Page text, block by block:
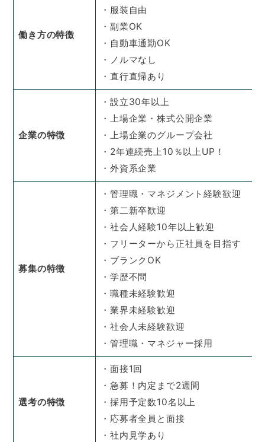
働き方の特徴
・服装自由
・副業OK
・自動車通勤OK
・ノルマなし
・直行直帰あり
企業の特徴
・設立30年以上
・上場企業・株式公開企業
・上場企業のグループ会社
・2年連続売上10％以上UP！
・外資系企業
募集の特徴
・管理職・マネジメント経験歓迎
・第二新卒歓迎
・社会人経験10年以上歓迎
・フリーターから正社員を目指す
・ブランクOK
・学歴不問
・職種未経験歓迎
・業界未経験歓迎
・社会人未経験歓迎
・管理職・マネジャー採用
選考の特徴
・面接1回
・急募！内定まで2週間
・採用予定数10名以上
・応募者全員と面接
・社内見学あり